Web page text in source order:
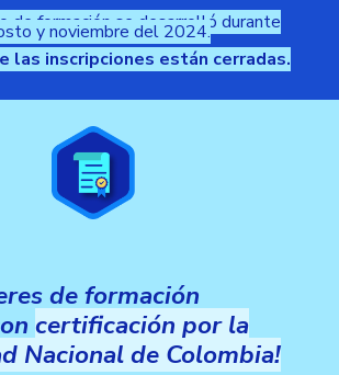
de formación se desarrolló durante
y noviembre del 2024.
las inscripciones están cerradas.
de formación
certificación por la
Nacional de Colombia!